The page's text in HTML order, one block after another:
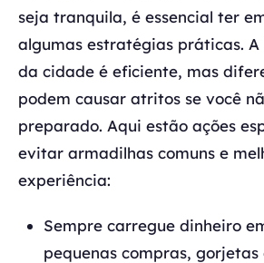
seja tranquila, é essencial ter
algumas estratégias práticas.
da cidade é eficiente, mas
podem causar atritos se você
preparado. Aqui estão ações
evitar armadilhas comuns e
experiência:
Sempre carregue dinheiro
pequenas compras, gorjetas